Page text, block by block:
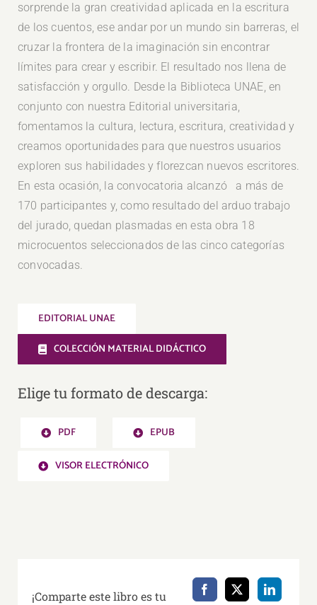
sorprende la gran creatividad aplicada en la escritura
de los cuentos, ese andar por un mundo sin barreras, el
cruzar la frontera de la imaginación sin encontrar
límites para crear y escribir. El resultado nos llena de
satisfacción y orgullo. Desde la Biblioteca UNAE, en
conjunto con nuestra Editorial universitaria,
fomentamos la cultura, lectura, escritura, creatividad y
creamos oportunidades para que nuestros usuarios
exploren sus habilidades y florezcan nuevos escritores.
En esta ocasión, la convocatoria alcanzó a más de
170 participantes y, como resultado del arduo trabajo
del jurado, quedan plasmadas en esta obra 18
microcuentos seleccionados de las cinco categorías
convocadas.
EDITORIAL UNAE
COLECCIÓN MATERIAL DIDÁCTICO
Elige tu formato de descarga:
PDF EPUB
VISOR ELECTRÓNICO
¡Comparte este libro es tu